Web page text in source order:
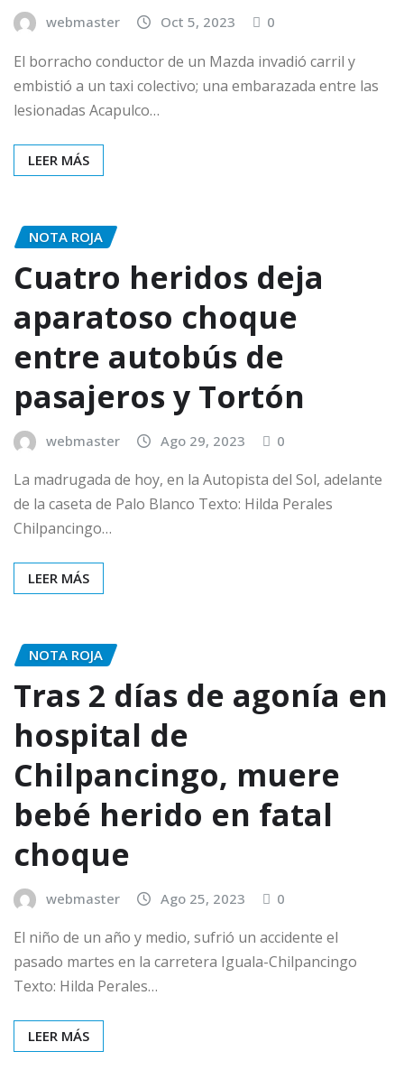
webmaster Oct 5, 2023 0
El borracho conductor de un Mazda invadió carril y
embistió a un taxi colectivo; una embarazada entre las
lesionadas Acapulco…
LEER MÁS
NOTA ROJA
Cuatro heridos deja
aparatoso choque
entre autobús de
pasajeros y Tortón
webmaster Ago 29, 2023 0
La madrugada de hoy, en la Autopista del Sol, adelante
de la caseta de Palo Blanco Texto: Hilda Perales
Chilpancingo…
LEER MÁS
NOTA ROJA
Tras 2 días de agonía en
hospital de
Chilpancingo, muere
bebé herido en fatal
choque
webmaster Ago 25, 2023 0
El niño de un año y medio, sufrió un accidente el
pasado martes en la carretera Iguala-Chilpancingo
Texto: Hilda Perales…
LEER MÁS